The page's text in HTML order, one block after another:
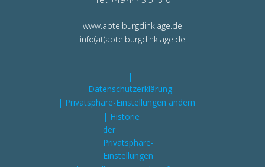
www.abteiburgdinklage.de
info(at)abteiburgdinklage.de
|
Datenschutzerklärung
| Privatsphäre-Einstellungen ändern
| Historie
der
Privatsphäre-
Einstellungen